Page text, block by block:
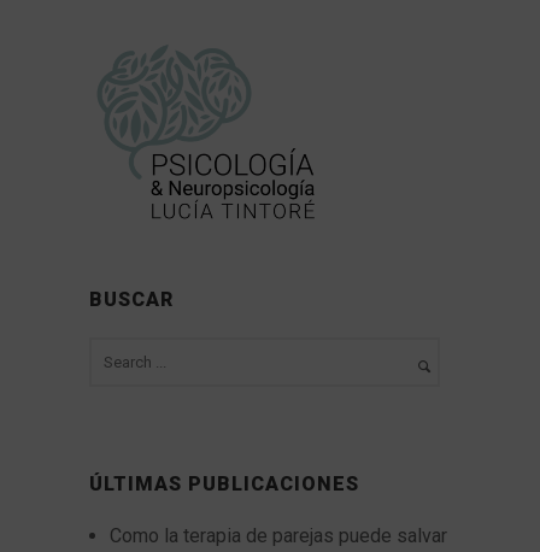
BUSCAR
ÚLTIMAS PUBLICACIONES
Como la terapia de parejas puede salvar